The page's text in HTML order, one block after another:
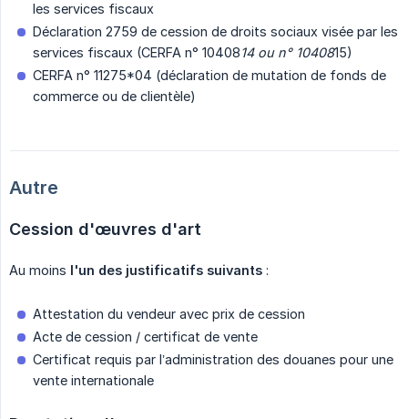
les services fiscaux
Déclaration 2759 de cession de droits sociaux visée par les
services fiscaux (CERFA n° 1040814 ou n° 1040815)
CERFA n° 11275*04 (déclaration de mutation de fonds de
commerce ou de clientèle)
Autre
Cession d'œuvres d'art
Au moins l'un des justificatifs suivants :
Attestation du vendeur avec prix de cession
Acte de cession / certificat de vente
Certificat requis par l’administration des douanes pour une
vente internationale